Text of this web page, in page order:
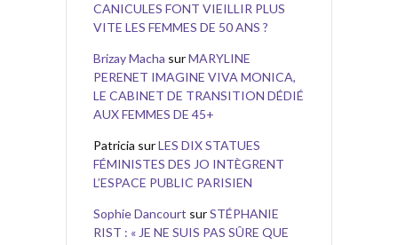
CANICULES FONT VIEILLIR PLUS
VITE LES FEMMES DE 50 ANS ?
Brizay Macha surMARYLINE
PERENET IMAGINE VIVA MONICA,
LE CABINET DE TRANSITION DÉDIÉ
AUX FEMMES DE 45+
Patricia surLES DIX STATUES
FÉMINISTES DES JO INTÈGRENT
L’ESPACE PUBLIC PARISIEN
Sophie Dancourt surSTÉPHANIE
RIST : « JE NE SUIS PAS SÛRE QUE